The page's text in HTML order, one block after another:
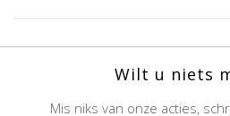
Wilt u niets
Mis niks van onze acties,